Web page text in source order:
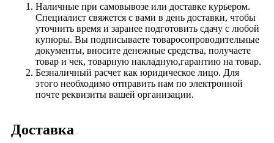
Наличные при самовывозе или доставке курьером.
Специалист свяжется с вами в день доставки, чтобы
уточнить время и заранее подготовить сдачу с любой
купюры. Вы подписываете товаросопроводительные
документы, вносите денежные средства, получаете
товар и чек, товарную накладную,гарантию на товар.
Безналичный расчет как юридическое лицо. Для
этого необходимо отправить нам по электронной
почте реквизиты вашей организации.
Доставка